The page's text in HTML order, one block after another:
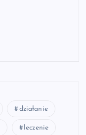
działanie
leczenie